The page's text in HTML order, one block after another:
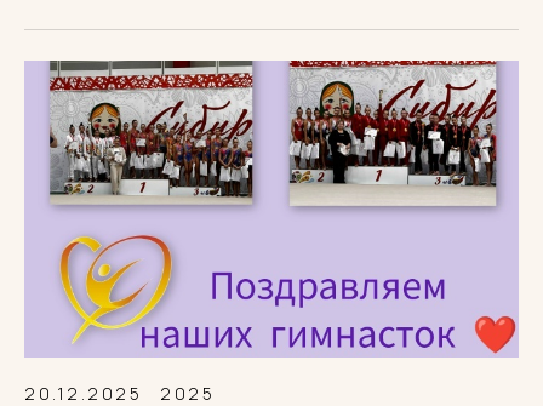
20.12.2025 2025